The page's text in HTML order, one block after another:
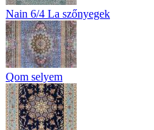
Nain 6/4 La szőnyegek
Qom selyem